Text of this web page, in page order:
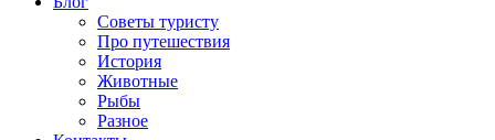
Советы туристу
Про путешествия
История
Животные
Рыбы
Разное